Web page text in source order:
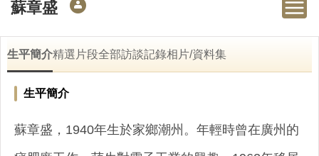
蘇章盛
生平簡介精選片段全部訪談記錄相片/資料集
生平簡介
蘇章盛，1940年生於家鄉潮州。年輕時曾在廣州的